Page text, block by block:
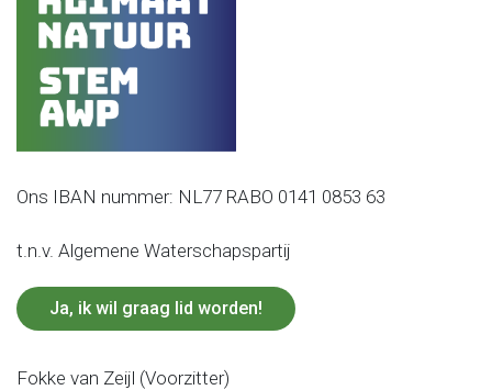
Ons IBAN nummer: NL77 RABO 0141 0853 63
t.n.v. Algemene Waterschapspartij
Ja, ik wil graag lid worden!
Fokke van Zeijl (Voorzitter)